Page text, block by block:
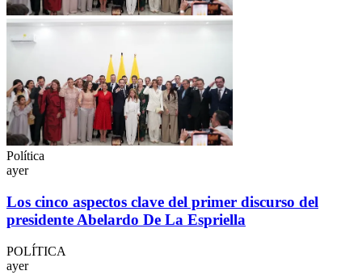
Política
ayer
Los cinco aspectos clave del primer discurso del
presidente Abelardo De La Espriella
POLÍTICA
ayer